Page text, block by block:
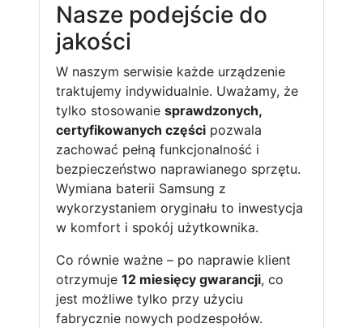
Nasze podejście do
jakości
W naszym serwisie każde urządzenie
traktujemy indywidualnie. Uważamy, że
tylko stosowanie sprawdzonych,
certyfikowanych części pozwala
zachować pełną funkcjonalność i
bezpieczeństwo naprawianego sprzętu.
Wymiana baterii Samsung z
wykorzystaniem oryginału to inwestycja
w komfort i spokój użytkownika.
Co równie ważne – po naprawie klient
otrzymuje 12 miesięcy gwarancji, co
jest możliwe tylko przy użyciu
fabrycznie nowych podzespołów.